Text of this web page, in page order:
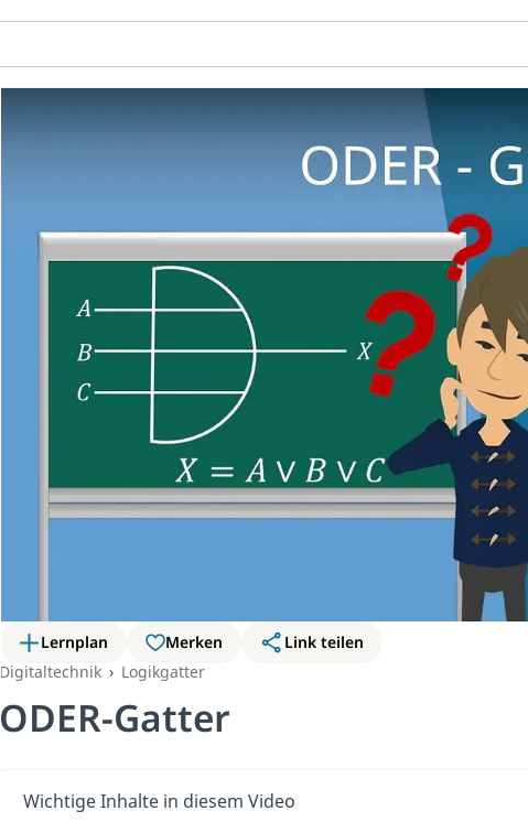
Lernplan Merken
Link teilen
Digitaltechnik
Logikgatter
ODER-Gatter
Wichtige Inhalte in diesem Video